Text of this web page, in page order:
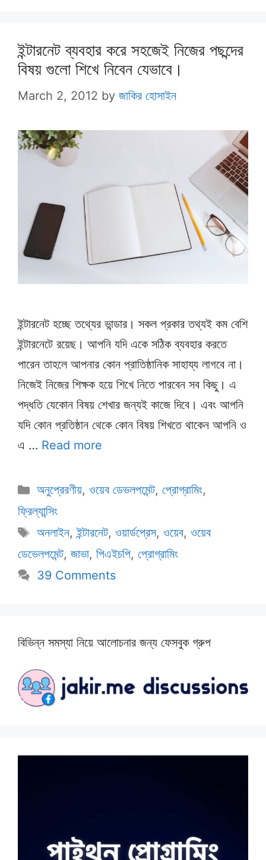
ইন্টারনেট ব্যবহার করে সহজেই নিজের পছন্দের
বিষয় গুলো শিখে নিবেন যেভাবে।
March 2, 2012 by জাকির হোসাইন
ইন্টারনেট হচ্ছে তথ্যের ভান্ডার। সকল প্রকার তথ্যই কম বেশি
ইন্টারনেটে রয়েছ। আপনি যদি একে সঠিক ব্যবহার করতে
পারেন তাহলে আপনার কোন প্রাতিষ্ঠানিক সাহায্য লাগবে না।
নিজেই নিজের শিক্ষক হয়ে শিখে নিতে পারবেন সব কিছু। এ
পদ্ধতি যেকোন বিষয় শেখার জন্যই কাজে দিবে। এবং আপনি
যদি কোন প্রতিষ্ঠান থেকে কোন বিষয় শিখতে থাকেন আপনি ও
এ … Read more
Categories
অনুপ্রেরণীয়, ওয়েব ডেভলপমেন্ট, প্রোগ্রামিং,
ফ্রিল্যান্সিং
Tags
অনলাইন,ইন্টারনেট, ওয়ার্ডপ্রেস, ওয়েব, ওয়েব
ডেভেলপমেন্ট, জাভা, পিএইচপি, প্রোগ্রামিং
39 Comments
বিভিন্ন সমস্যা নিয়ে আলোচনার জন্য ফেসবুক গ্রুপ